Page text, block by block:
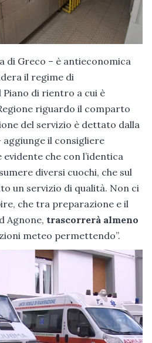
di Greco – è antieconomica
il regime di
di rientro a cui è
riguardo il comparto
del servizio è dettato dalla
aggiunge il consigliere
che con l’identica
diversi cuochi, che sul
un servizio di qualità. Non ci
che tra preparazione e il
Agnone, trascorrerà almeno
meteo permettendo”.